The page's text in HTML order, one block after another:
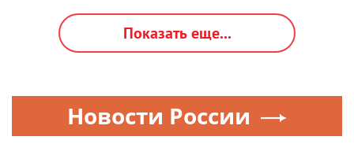
Показать еще...
Новости России